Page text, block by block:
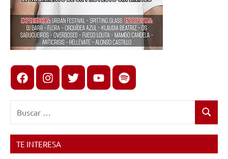
FacebookInstagram
X youtubespotify
Buscar
TE INTERESA